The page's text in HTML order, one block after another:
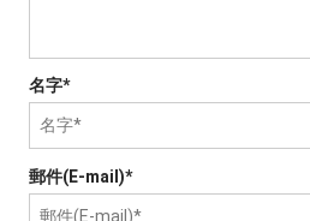
名字*
郵件(E-mail)*